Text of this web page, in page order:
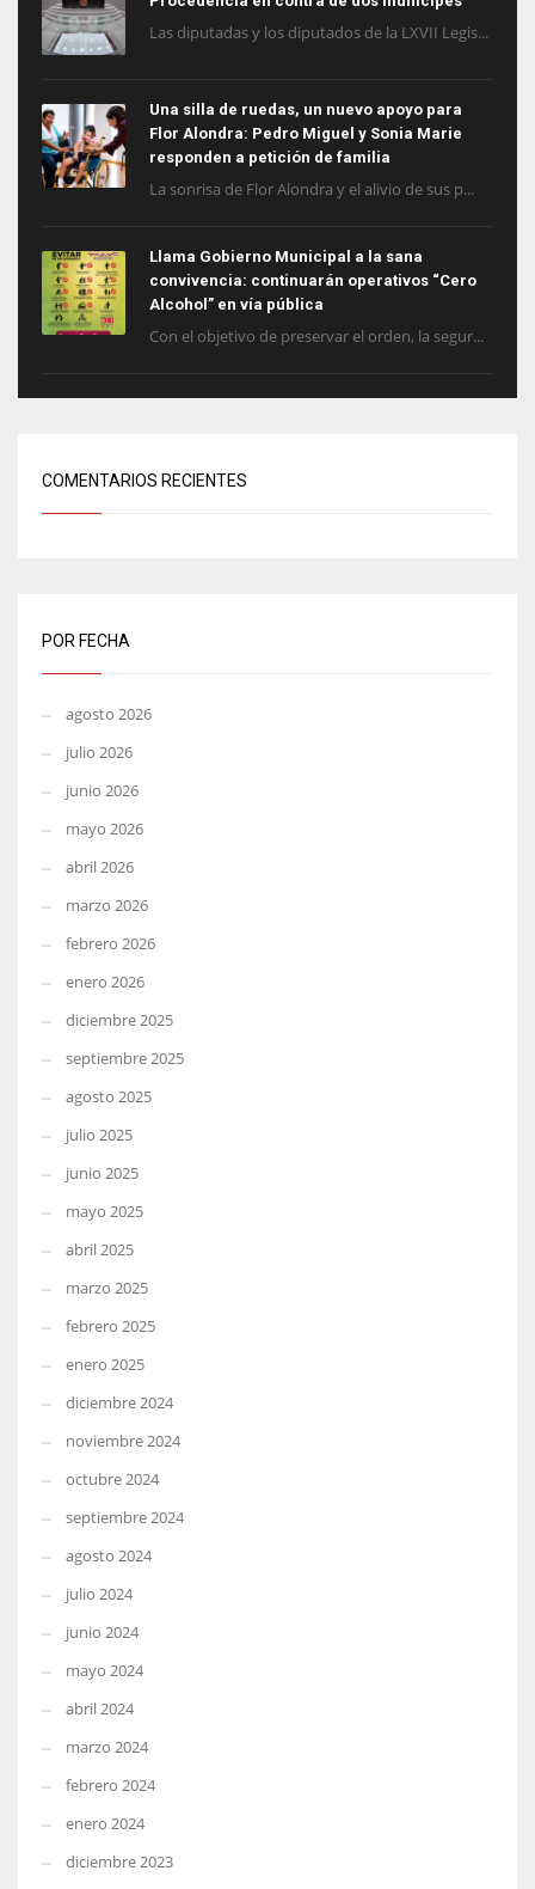
Las diputadas y los diputados de la LXVII Legis...
Una silla de ruedas, un nuevo apoyo para
Flor Alondra: Pedro Miguel y Sonia Marie
responden a petición de familia
La sonrisa de Flor Alondra y el alivio de sus p...
Llama Gobierno Municipal a la sana
convivencia: continuarán operativos “Cero
Alcohol” en vía pública
Con el objetivo de preservar el orden, la segur...
COMENTARIOS RECIENTES
POR FECHA
agosto 2026
julio 2026
junio 2026
mayo 2026
abril 2026
marzo 2026
febrero 2026
enero 2026
diciembre 2025
septiembre 2025
agosto 2025
julio 2025
junio 2025
mayo 2025
abril 2025
marzo 2025
febrero 2025
enero 2025
diciembre 2024
noviembre 2024
octubre 2024
septiembre 2024
agosto 2024
julio 2024
junio 2024
mayo 2024
abril 2024
marzo 2024
febrero 2024
enero 2024
diciembre 2023